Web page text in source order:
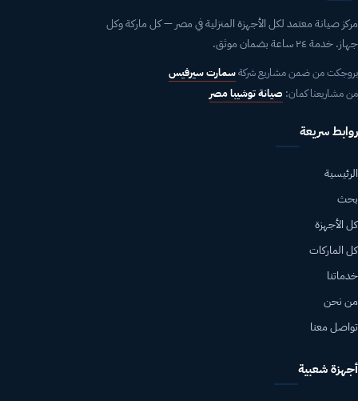
مركز صيانة معتمد لكل الأجهزة المنزلية في مصر — كل ماركة وكل
جهاز. خدمة ٢٤ ساعة بضمان موثق.
بروجكت من ضمن مشاريع شركةسمارت سيرفيس
من مشاريعنا كمان: صيانة توشيبا مصر
روابط سريعة
الرئيسية
بحث
كل الأجهزة
كل الماركات
خدماتنا
من نحن
تواصل معنا
أجهزة شعبية